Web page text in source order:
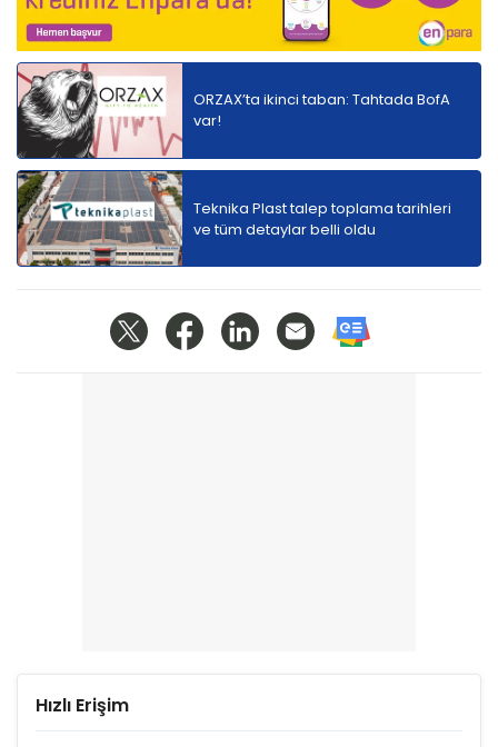
ORZAX’ta ikinci taban: Tahtada BofA
var!
Teknika Plast talep toplama tarihleri
ve tüm detaylar belli oldu
Hızlı Erişim